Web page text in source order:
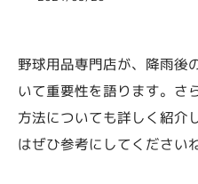
野球用品専門店が、降雨後
いて重要性を語ります。さ
方法についても詳しく紹介
はぜひ参考にしてくださいね